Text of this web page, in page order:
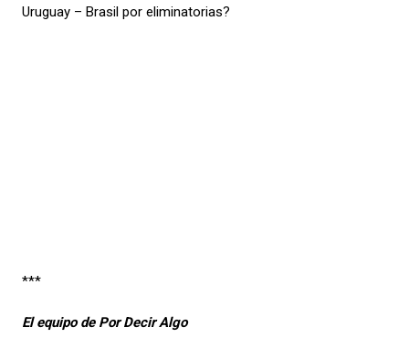
Uruguay – Brasil por eliminatorias?
***
El equipo de Por Decir Algo